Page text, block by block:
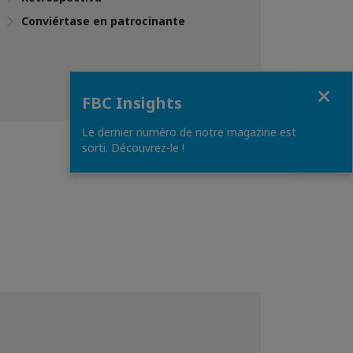
Conviértase en patrocinante
FBC Insights
Le dernier numéro de notre magazine est
sorti. Découvrez-le !